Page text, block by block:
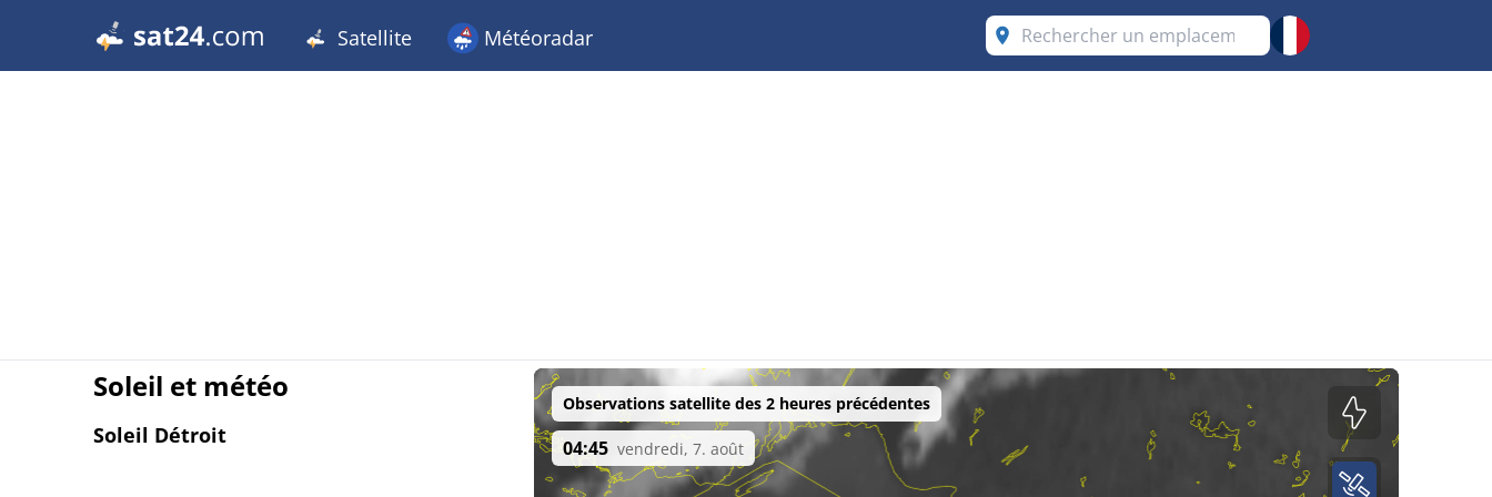
Satellite Météoradar
Soleil et météo
Soleil Détroit
Observations satellite des 2 heures précédentes
04:45 vendredi, 7. août